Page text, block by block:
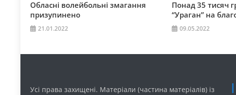
Обласні волейбольні змагання
призупинено
21.01.2022
Понад 35 тисяч
“Ураган” на
09.05.2022
Усі права захищені. Матеріали (частина матеріалів) із